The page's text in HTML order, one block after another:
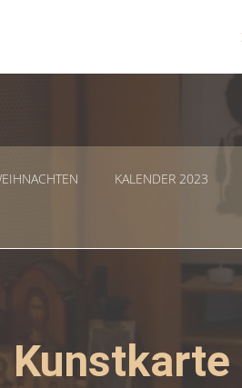
KALENDER 2023
Kunstkarte